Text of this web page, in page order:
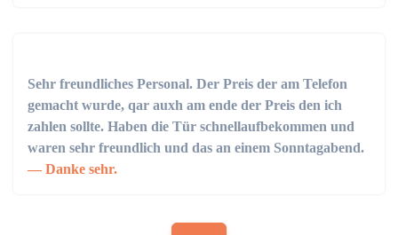
Sehr freundliches Personal. Der Preis der am Telefon
gemacht wurde, qar auxh am ende der Preis den ich
zahlen sollte. Haben die Tür schnellaufbekommen und
waren sehr freundlich und das an einem Sonntagabend.
Danke sehr.